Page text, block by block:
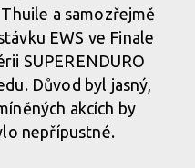
a samozřejmě
EWS ve Finale
SUPERENDURO
Důvod byl jasný,
akcích by
nepřípustné.